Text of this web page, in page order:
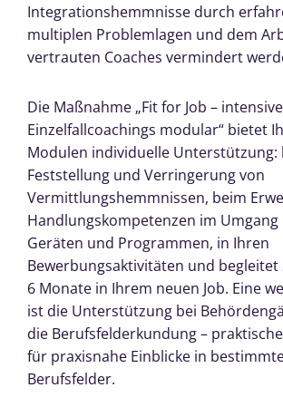
Integrationshemmnisse durch
multiplen Problemlagen und dem
vertrauten Coaches vermindert
Die Maßnahme „Fit for Job – intensive
Einzelfallcoachings modular“ bietet
Modulen individuelle Unterstützung:
Feststellung und Verringerung von
Vermittlungshemmnissen, beim
Handlungskompetenzen im
Geräten und Programmen, in Ihren
Bewerbungsaktivitäten und begleitet
6 Monate in Ihrem neuen Job. Eine
ist die Unterstützung bei
die Berufsfelderkundung –
für praxisnahe Einblicke in
Berufsfelder.